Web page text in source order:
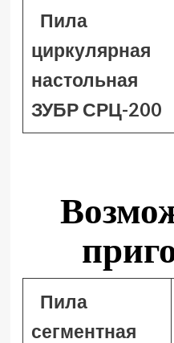
Пила
циркулярная
настольная
ЗУБР СРЦ-200
Пила
сегментная